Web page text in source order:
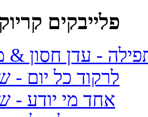
פלייבקים
- עדן חסון &
לרקוד כל יום -
אחד מי יודע -